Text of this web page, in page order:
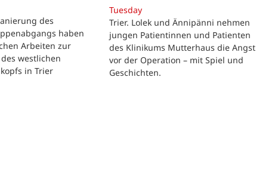
des
haben
Arbeiten zur
westlichen
in Trier
Tuesday
Trier. Lolek und Ännipänni nehmen
jungen Patientinnen und Patienten
des Klinikums Mutterhaus die Angst
vor der Operation – mit Spiel und
Geschichten.